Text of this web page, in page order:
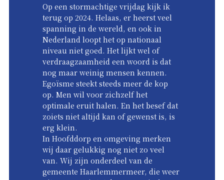
Op een stormachtige vrijdag kijk ik
terug op 2024. Helaas, er heerst veel
spanning in de wereld, en ook in
Nederland loopt het op nationaal
niveau niet goed. Het lijkt wel of
verdraagzaamheid een woord is dat
nog maar weinig mensen kennen.
Egoïsme steekt steeds meer de kop
op. Men wil voor zichzelf het
optimale eruit halen. En het besef dat
zoiets niet altijd kan of gewenst is, is
erg klein.
In Hoofddorp en omgeving merken
wij daar gelukkig nog niet zo veel
van. Wij zijn onderdeel van de
gemeente Haarlemmermeer, die weer